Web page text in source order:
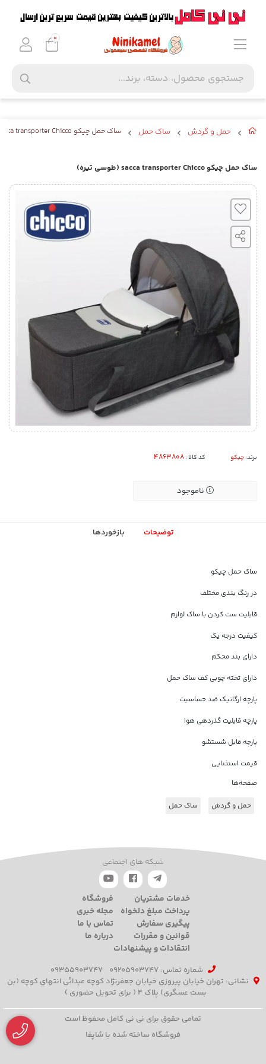
حمل و گردش ساک حمل ساک حمل چیکو sacca transporter Chicco (طوسی تیره)
ساک حمل چیکو sacca transporter Chicco (طوسی تیره)
برند:چیکو کد کالا :
ناموجود
توضیحات بازخوردها
ساک حمل چیکو
در رنگ بندی مختلف
قابلیت ست کردن با ساک لوازم
کیفیت درجه یک
دارای بند محکم
دارای تخته چوبی کف ساک حمل
پارچه ارگانیک ضد حساسیت
پارچه قابلیت گذردهی هوا
پارچه قابل شستشو
قیمت استثنایی
صفحه‌ها
حمل و گردش ساک حمل
شبکه های اجتماعی
خدمات مشتریان
پرداخت مبلغ دلخواه
پیگیری سفارش
قوانین و مقررات
انتقادات و پیشنهادات
فروشگاه
مجله خبری
تماس با ما
درباره ما
شماره تماس‌: 09205903747
09355903747
نشانی: تهران خیابان پیروزی خیابان جعفرنژاد کوچه عبدائی انتهای کوچه (بن
بست عسگری) پلاک 4 ( برای تحویل حضوری )
تمامی حقوق برای نی نی کامل محفوظ است
فروشگاه ساخته شده با شاپفا
0